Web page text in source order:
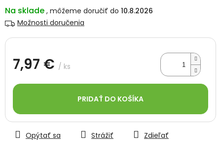
Na sklade
10.8.2026
Možnosti doručenia
7,97 € / ks
cena:
PRIDAŤ DO KOŠÍKA
Opýtať sa Strážiť Zdieľať
je
0,0
z
5